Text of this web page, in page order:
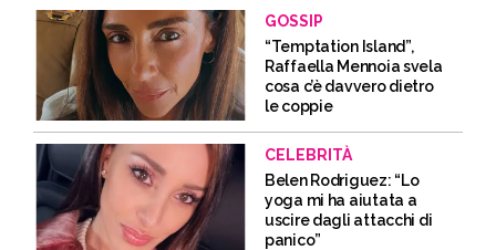
GOSSIP
“Temptation Island”,
Raffaella Mennoia svela
cosa c’è davvero dietro
le coppie
CELEBRITÀ
Belen Rodriguez: “Lo
yoga mi ha aiutata a
uscire dagli attacchi di
panico”